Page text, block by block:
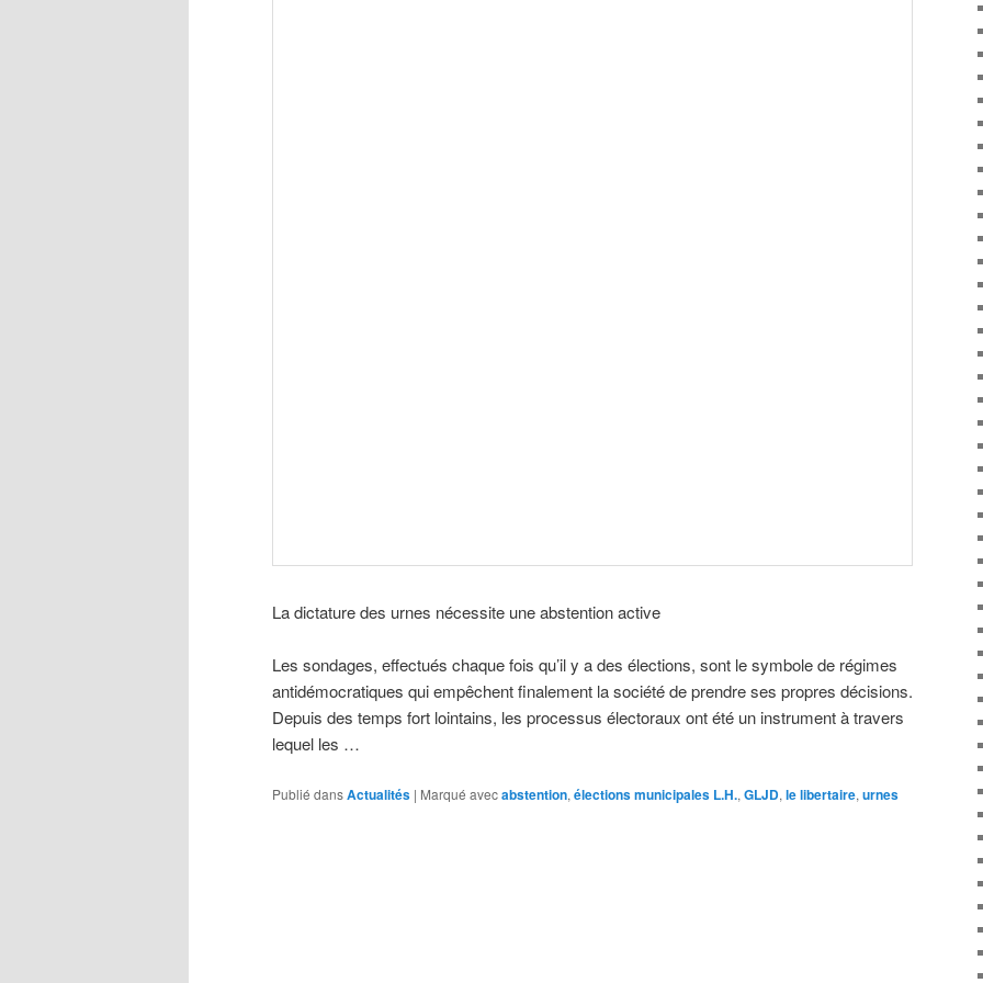
La dictature des urnes nécessite une abstention active
Les sondages, effectués chaque fois qu’il y a des élections, sont le symbole de régimes
antidémocratiques qui empêchent finalement la société de prendre ses propres décisions.
Depuis des temps fort lointains, les processus électoraux ont été un instrument à travers
lequel les …
Publié dansActualités | Marqué avecabstention, élections municipales L.H., GLJD, le libertaire, urnes